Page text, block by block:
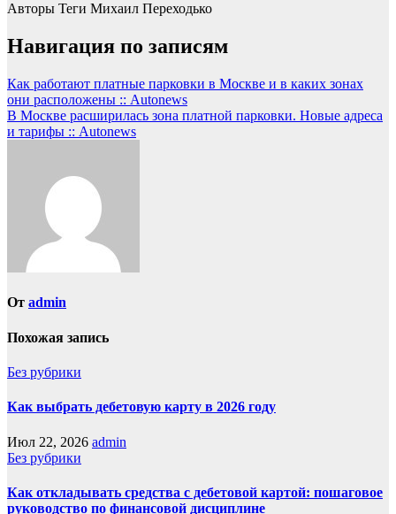
Авторы Теги Михаил Переходько
Навигация по записям
Как работают платные парковки в Москве и в каких зонах
они расположены :: Autonews
В Москве расширилась зона платной парковки. Новые адреса
и тарифы :: Autonews
От admin
Похожая запись
Без рубрики
Как выбрать дебетовую карту в 2026 году
Июл 22, 2026 admin
Без рубрики
Как откладывать средства с дебетовой картой: пошаговое
руководство по финансовой дисциплине